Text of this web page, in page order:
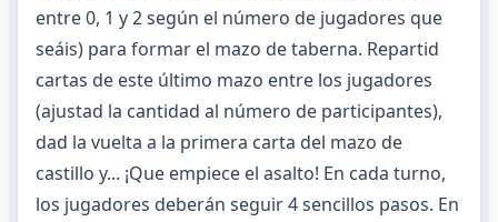
entre 0, 1 y 2 según el número de jugadores que
seáis) para formar el mazo de taberna. Repartid
cartas de este último mazo entre los jugadores
(ajustad la cantidad al número de participantes),
dad la vuelta a la primera carta del mazo de
castillo y... ¡Que empiece el asalto! En cada turno,
los jugadores deberán seguir 4 sencillos pasos. En